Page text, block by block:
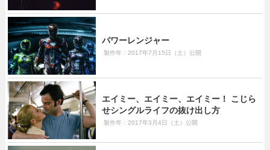
パワーレンジャー
製作年：2017年7月15日（土）公開
エイミー、エイミー、エイミー！ こじら
せシングルライフの抜け出し方
製作年：2017年3月4日（土）公開